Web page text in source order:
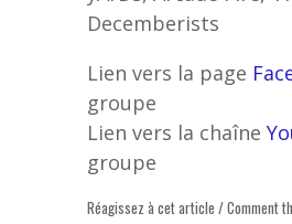
Decemberists
Lien vers la page
groupe
Lien vers la chaîne
groupe
Réagissez à cet article / Comment